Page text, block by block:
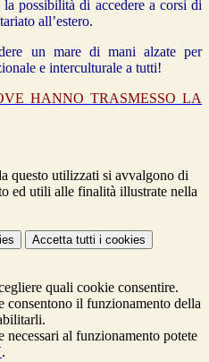
possibilità di accedere a corsi di
all’estero.
un mare di mani alzate per
e interculturale a tutti!
HANNO TRASMESSO LA
questo utilizzati si avvalgono di
ed utili alle finalità illustrate nella
Accetta tutti i cookies
quali cookie consentire.
consentono il funzionamento della
al funzionamento potete
.